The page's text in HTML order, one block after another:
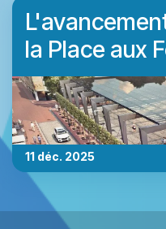
la Place aux
11 déc. 2025